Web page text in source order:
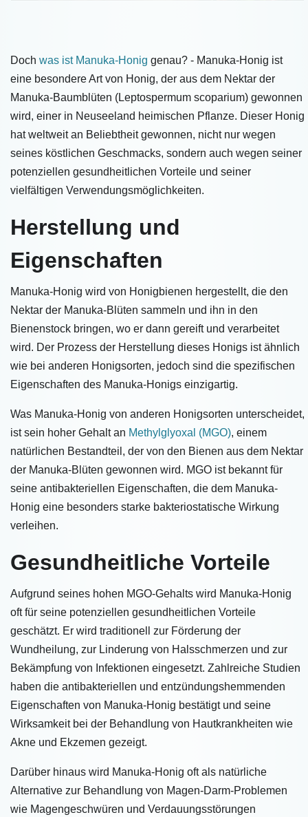
Doch was ist Manuka-Honig genau? - Manuka-Honig ist
eine besondere Art von Honig, der aus dem Nektar der
Manuka-Baumblüten (Leptospermum scoparium) gewonnen
wird, einer in Neuseeland heimischen Pflanze. Dieser Honig
hat weltweit an Beliebtheit gewonnen, nicht nur wegen
seines köstlichen Geschmacks, sondern auch wegen seiner
potenziellen gesundheitlichen Vorteile und seiner
vielfältigen Verwendungsmöglichkeiten.
Herstellung und
Eigenschaften
Manuka-Honig wird von Honigbienen hergestellt, die den
Nektar der Manuka-Blüten sammeln und ihn in den
Bienenstock bringen, wo er dann gereift und verarbeitet
wird. Der Prozess der Herstellung dieses Honigs ist ähnlich
wie bei anderen Honigsorten, jedoch sind die spezifischen
Eigenschaften des Manuka-Honigs einzigartig.
Was Manuka-Honig von anderen Honigsorten unterscheidet,
ist sein hoher Gehalt an Methylglyoxal (MGO), einem
natürlichen Bestandteil, der von den Bienen aus dem Nektar
der Manuka-Blüten gewonnen wird. MGO ist bekannt für
seine antibakteriellen Eigenschaften, die dem Manuka-
Honig eine besonders starke bakteriostatische Wirkung
verleihen.
Gesundheitliche Vorteile
Aufgrund seines hohen MGO-Gehalts wird Manuka-Honig
oft für seine potenziellen gesundheitlichen Vorteile
geschätzt. Er wird traditionell zur Förderung der
Wundheilung, zur Linderung von Halsschmerzen und zur
Bekämpfung von Infektionen eingesetzt. Zahlreiche Studien
haben die antibakteriellen und entzündungshemmenden
Eigenschaften von Manuka-Honig bestätigt und seine
Wirksamkeit bei der Behandlung von Hautkrankheiten wie
Akne und Ekzemen gezeigt.
Darüber hinaus wird Manuka-Honig oft als natürliche
Alternative zur Behandlung von Magen-Darm-Problemen
wie Magengeschwüren und Verdauungsstörungen